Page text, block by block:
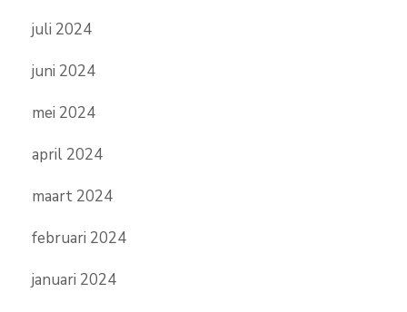
juli 2024
juni 2024
mei 2024
april 2024
maart 2024
februari 2024
januari 2024